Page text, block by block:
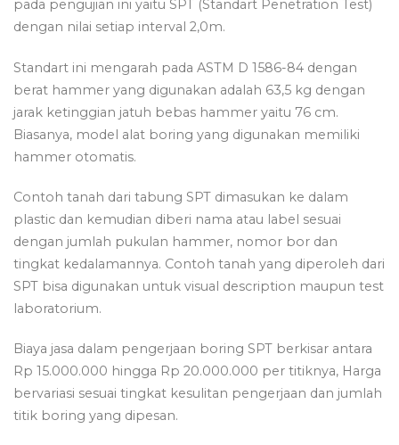
pada pengujian ini yaitu SPT (Standart Penetration Test)
dengan nilai setiap interval 2,0m.
Standart ini mengarah pada ASTM D 1586-84 dengan
berat hammer yang digunakan adalah 63,5 kg dengan
jarak ketinggian jatuh bebas hammer yaitu 76 cm.
Biasanya, model alat boring yang digunakan memiliki
hammer otomatis.
Contoh tanah dari tabung SPT dimasukan ke dalam
plastic dan kemudian diberi nama atau label sesuai
dengan jumlah pukulan hammer, nomor bor dan
tingkat kedalamannya. Contoh tanah yang diperoleh dari
SPT bisa digunakan untuk visual description maupun test
laboratorium.
Biaya jasa dalam pengerjaan boring SPT berkisar antara
Rp 15.000.000 hingga Rp 20.000.000 per titiknya, Harga
bervariasi sesuai tingkat kesulitan pengerjaan dan jumlah
titik boring yang dipesan.